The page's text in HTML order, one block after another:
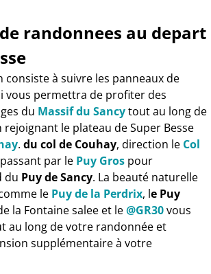
randonnees au depart
à suivre les panneaux de
vous permettra de profiter des
du Massif du Sancytout au long de
le plateau de Super Besse
. du col de Couhay, direction le Col
par le Puy Gros pour
du Puy de Sancy. La beauté naturelle
le Puy de la Perdrix, le Puy
la Fontaine salee et le@GR30vous
au long de votre randonnée et
supplémentaire à votre